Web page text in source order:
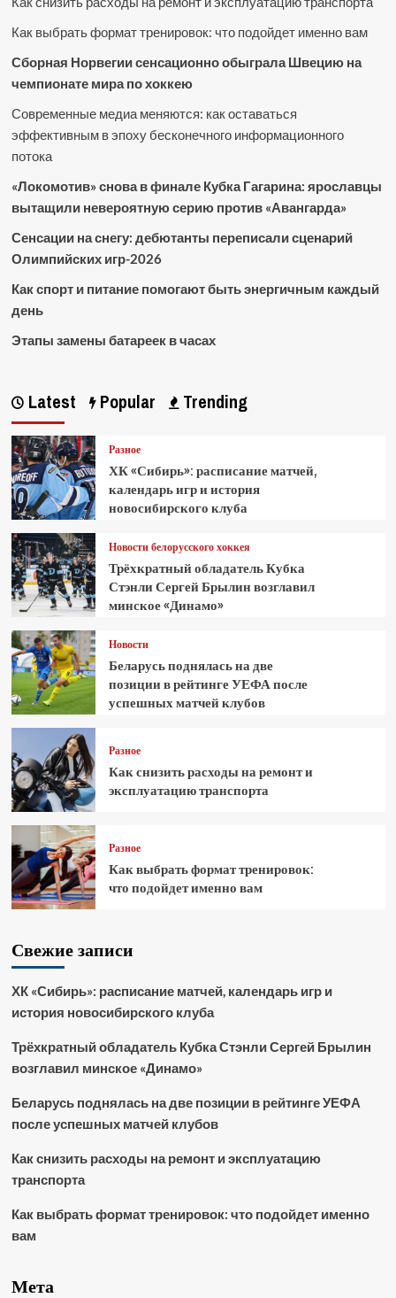
Как выбрать формат тренировок: что подойдет именно вам
Сборная Норвегии сенсационно обыграла Швецию на
чемпионате мира по хоккею
Современные медиа меняются: как оставаться
эффективным в эпоху бесконечного информационного
потока
«Локомотив» снова в финале Кубка Гагарина: ярославцы
вытащили невероятную серию против «Авангарда»
Сенсации на снегу: дебютанты переписали сценарий
Олимпийских игр-2026
Как спорт и питание помогают быть энергичным каждый
день
Этапы замены батареек в часах
Latest Popular Trending
Разное
ХК «Сибирь»: расписание матчей,
календарь игр и история
новосибирского клуба
Новости белорусского хоккея
Трёхкратный обладатель Кубка
Стэнли Сергей Брылин возглавил
минское «Динамо»
Новости
Беларусь поднялась на две
позиции в рейтинге УЕФА после
успешных матчей клубов
Разное
Как снизить расходы на ремонт и
эксплуатацию транспорта
Разное
Как выбрать формат тренировок:
что подойдет именно вам
Свежие записи
ХК «Сибирь»: расписание матчей, календарь игр и
история новосибирского клуба
Трёхкратный обладатель Кубка Стэнли Сергей Брылин
возглавил минское «Динамо»
Беларусь поднялась на две позиции в рейтинге УЕФА
после успешных матчей клубов
Как снизить расходы на ремонт и эксплуатацию
транспорта
Как выбрать формат тренировок: что подойдет именно
вам
Мета